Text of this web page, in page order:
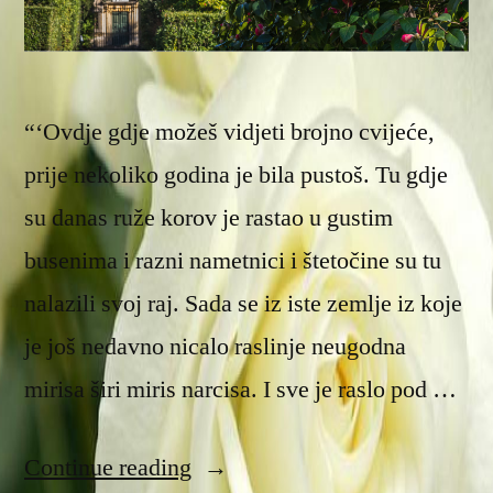
“‘Ovdje gdje možeš vidjeti brojno cvijeće,
prije nekoliko godina je bila pustoš. Tu gdje
su danas ruže korov je rastao u gustim
busenima i razni nametnici i štetočine su tu
nalazili svoj raj. Sada se iz iste zemlje iz koje
je još nedavno nicalo raslinje neugodna
mirisa širi miris narcisa. I sve je raslo pod …
Continue reading “Vrt